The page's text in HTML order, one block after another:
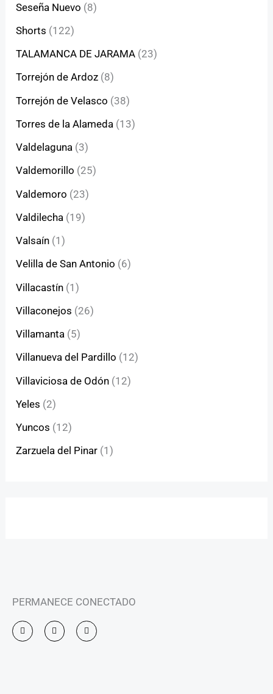
Seseña Nuevo (8)
Shorts (122)
TALAMANCA DE JARAMA (23)
Torrejón de Ardoz (8)
Torrejón de Velasco (38)
Torres de la Alameda (13)
Valdelaguna (3)
Valdemorillo (25)
Valdemoro (23)
Valdilecha (19)
Valsaín (1)
Velilla de San Antonio (6)
Villacastín (1)
Villaconejos (26)
Villamanta (5)
Villanueva del Pardillo (12)
Villaviciosa de Odón (12)
Yeles (2)
Yuncos (12)
Zarzuela del Pinar (1)
PERMANECE CONECTADO
I
n
s
F
a
c
Y
o
u